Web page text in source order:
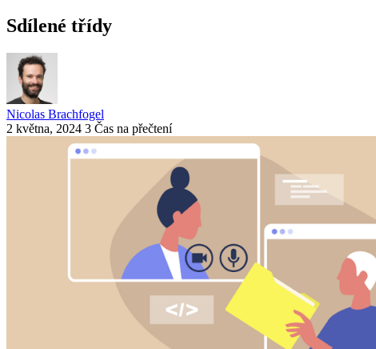
Sdílené třídy
Nicolas Brachfogel
2 května, 2024 3 Čas na přečtení